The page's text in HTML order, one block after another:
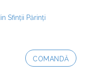
Sfinții Părinți
COMANDĂ